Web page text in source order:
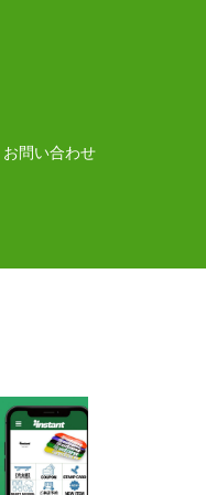
お問い合わせ